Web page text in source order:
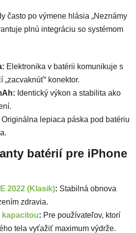
často po výmene hlásia „Neznámy
plnú integráciu so systémom
Elektronika v batérii komunikuje s
„zacvaknúť“ konektor.
Identický výkon a stabilita ako
Originálna lepiaca páska pod batériu
batérií pre iPhone
2022 (Klasik): Stabilná obnova
zdravia.
kapacitou: Pre používateľov, ktorí
tela vyťažiť maximum výdrže.